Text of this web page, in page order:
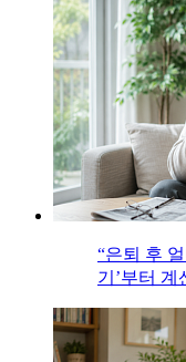
“은퇴 후
기’부터 계